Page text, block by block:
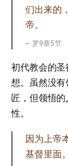
们出来的
帝。
罗9章5节
初代教会的
想。虽然没
匠，但领悟
性。
因为上帝
基督里面。